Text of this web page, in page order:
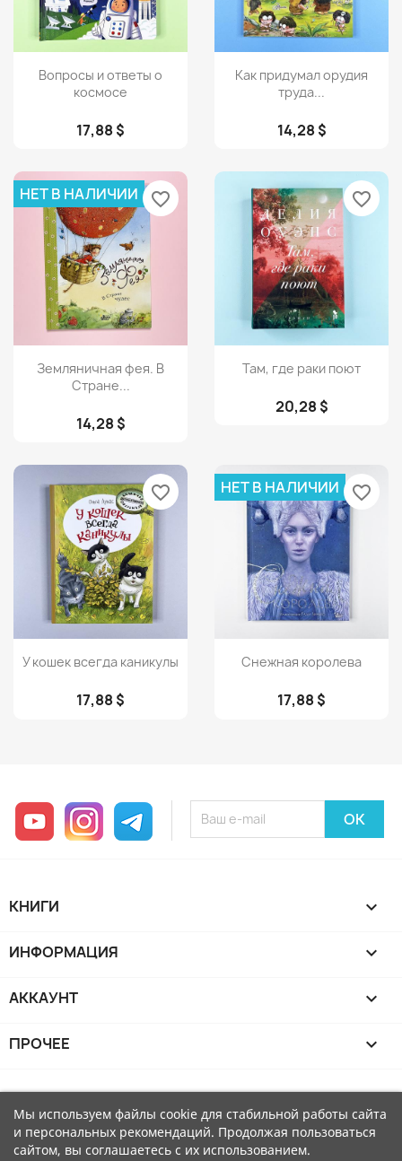
Просмотр
Вопросы и ответы о
космосе
17,88 $
Просмотр
Как придумал орудия
труда...
14,28 $
Просмотр
Земляничная фея. В
Стране...
14,28 $
НЕТ В НАЛИЧИИ favorite_border
Просмотр
Там, где раки поют
20,28 $
favorite_border
Просмотр
У кошек всегда каникулы
17,88 $
favorite_border
Просмотр
Снежная королева
17,88 $
НЕТ В НАЛИЧИИ favorite_border
YouTube InstagramTelegram
КНИГИ 
ИНФОРМАЦИЯ 
АККАУНТ 
ПРОЧЕЕ 
Мы используем файлы cookie для стабильной работы сайта
и персональных рекомендаций. Продолжая пользоваться
сайтом, вы соглашаетесь с их использованием.